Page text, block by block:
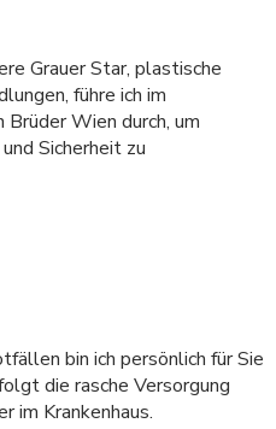
Grauer Star, plastische
führe ich im
Brüder Wien durch, um
Sicherheit zu
bin ich persönlich für Sie
die rasche Versorgung
im Krankenhaus.